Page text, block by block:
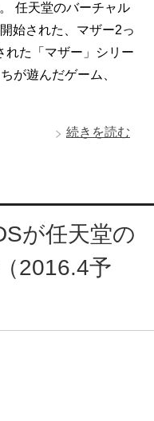
任天堂のバーチャル
始された、マザー2っ
れた「マザー」シリー
が遊んだゲーム、
続きを読む
が任天堂の
2016.4予